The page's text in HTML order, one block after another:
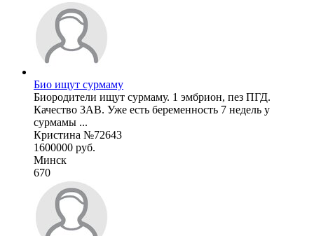
Био ищут сурмаму
Биородители ищут сурмаму. 1 эмбрион, пез ПГД.
Качество 3АВ. Уже есть беременность 7 недель у
сурмамы ...
Кристина №72643
1600000 руб.
Минск
670